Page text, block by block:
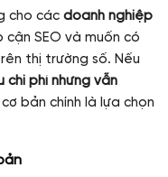
cho các doanh nghiệp
SEO và muốn có
thị trường số. Nếu
chi phí nhưng vẫn
bản chính là lựa chọn